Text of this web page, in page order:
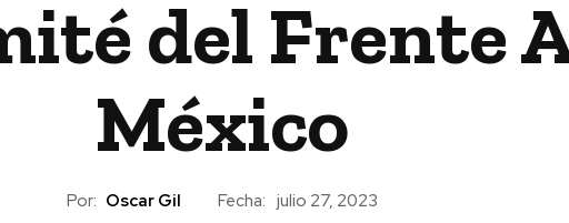
del Frente
México
Por: Oscar Gil Fecha: julio 27, 2023